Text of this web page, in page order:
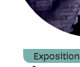
Exposition